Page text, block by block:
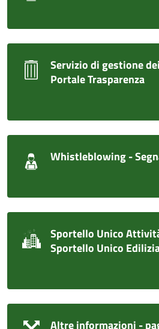
Servizio di gestione
Portale Trasparenza
Whistleblowing -
Sportello Unico
Sportello Unico
Altre informazioni -